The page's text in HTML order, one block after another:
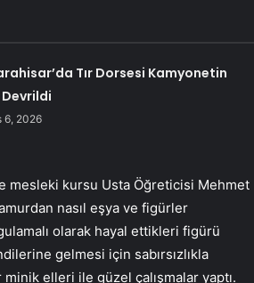
Tır Dorsesi Kamyonetin
6, 2026
mesleki kursu Usta Öğreticisi Mehmet
nasıl eşya ve figürler
olarak hayal ettikleri figürü
gelmesi için sabırsızlıkla
elleri ile güzel çalışmalar yaptı.